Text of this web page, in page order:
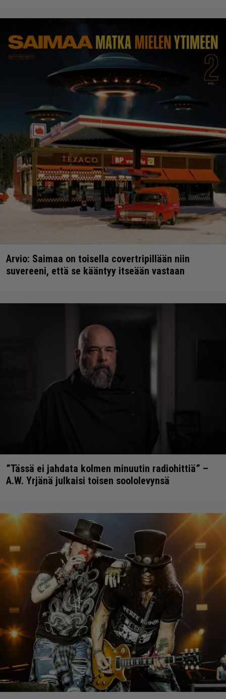
Arvio: Saimaa on toisella covertripillään niin
suvereeni, että se kääntyy itseään vastaan
”Tässä ei jahdata kolmen minuutin radiohittiä” –
A.W. Yrjänä julkaisi toisen soololevynsä